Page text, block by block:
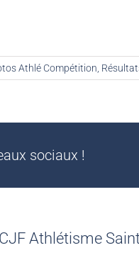
Athlé Compétition
sociaux !
CJF Athlétisme